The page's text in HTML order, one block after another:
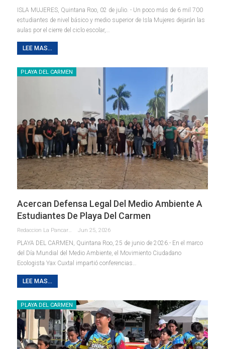
ISLA MUJERES, Quintana Roo, 02 de julio. - Un poco más de 6 mil 700
estudiantes de nivel básico y medio superior de Isla Mujeres dejarán las
aulas por el cierre del ciclo escolar,…
LEE MAS...
PLAYA DEL CARMEN
Acercan Defensa Legal Del Medio Ambiente A
Estudiantes De Playa Del Carmen
Redaccion La Pancarta De Quintana Roo Jun 25, 2026
PLAYA DEL CARMEN, Quintana Roo, 25 de junio de 2026.- En el marco
del Día Mundial del Medio Ambiente, el Movimiento Ciudadano
Ecologista Yax Cuxtal impartió conferencias…
LEE MAS...
PLAYA DEL CARMEN